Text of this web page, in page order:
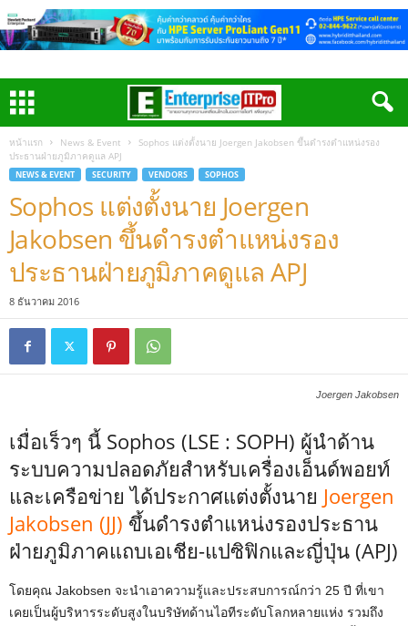
หน้าแรก News & Event
Sophos แต่งตั้งนาย Joergen Jakobsen ขึ้นดำรงตำแหน่งรอง
ประธานฝ่ายภูมิภาคดูแล APJ
NEWS & EVENT SECURITY VENDORS SOPHOS
Sophos แต่งตั้งนาย Joergen
Jakobsen ขึ้นดำรงตำแหน่งรอง
ประธานฝ่ายภูมิภาคดูแล APJ
8 ธันวาคม 2016
Joergen Jakobsen
เมื่อเร็วๆ นี้ Sophos (LSE : SOPH) ผู้นำด้าน
ระบบความปลอดภัยสำหรับเครื่องเอ็นด์พอยท์
และเครือข่าย ได้ประกาศแต่งตั้งนาย Joergen
Jakobsen (JJ) ขึ้นดำรงตำแหน่งรองประธาน
ฝ่ายภูมิภาคแถบเอเชีย-แปซิฟิกและญี่ปุ่น (APJ)
โดยคุณ Jakobsen จะนำเอาความรู้และประสบการณ์กว่า 25 ปี ที่เขา
เคยเป็นผู้บริหารระดับสูงในบริษัทด้านไอทีระดับโลกหลายแห่ง รวมถึง